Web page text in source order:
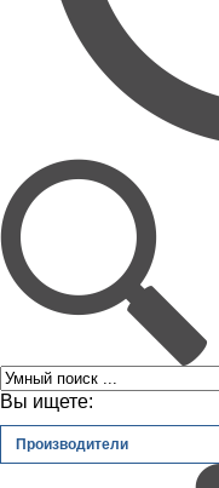
Вы ищете:
Производители